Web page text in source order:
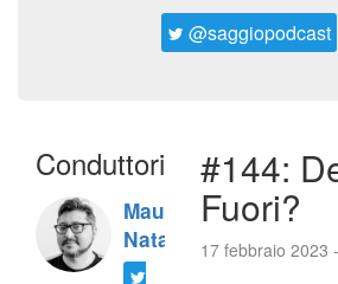
@saggiopodcast
Conduttori
Maurizio
Natali
#144:
Fuori?
17 febbraio 2023